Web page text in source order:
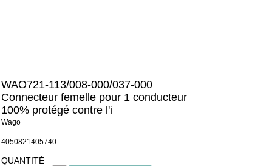
WAO721-113/008-000/037-000
Connecteur femelle pour 1 conducteur
100% protégé contre l'i
Wago
4050821405740
QUANTITÉ